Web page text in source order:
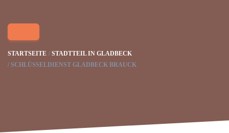
STARTSEITE
STADTTEIL IN GLADBECK
SCHLÜSSELDIENST GLADBECK BRAUCK